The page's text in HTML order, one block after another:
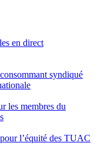
en direct
syndiqué
les membres du
l’équité des TUAC